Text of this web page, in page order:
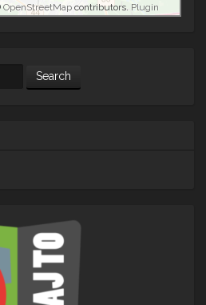
OpenStreetMap contributors. Plugin